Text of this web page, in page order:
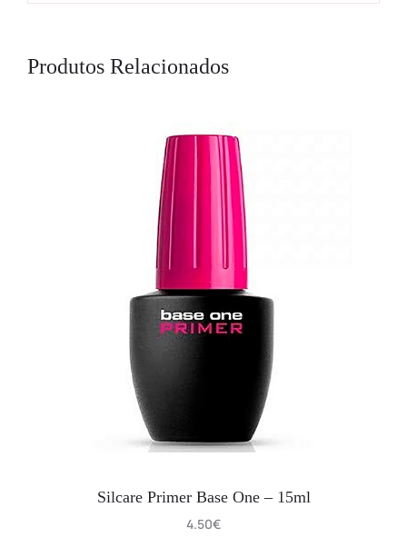
Produtos Relacionados
Silcare Primer Base One – 15ml
4.50€